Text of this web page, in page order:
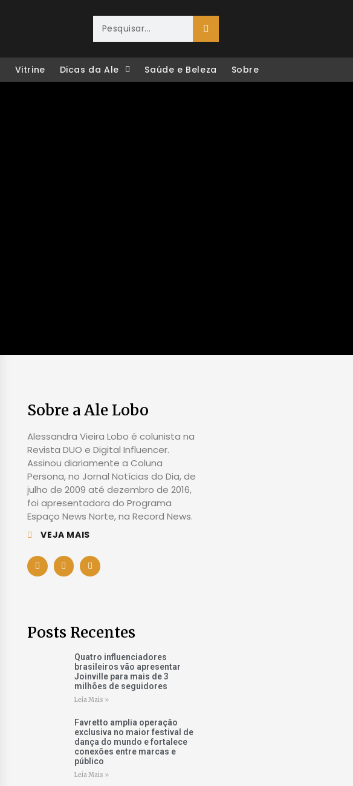
Vitrine Dicas da Ale Saúde e Beleza Sobre
Sobre a Ale Lobo
Alessandra Vieira Lobo é colunista na
Revista DUO e Digital Influencer.
Assinou diariamente a Coluna
Persona, no Jornal Notícias do Dia, de
julho de 2009 até dezembro de 2016,
foi apresentadora do Programa
Espaço News Norte, na Record News.
VEJA MAIS
Posts Recentes
Quatro influenciadores
brasileiros vão apresentar
Joinville para mais de 3
milhões de seguidores
Leia Mais »
Favretto amplia operação
exclusiva no maior festival de
dança do mundo e fortalece
conexões entre marcas e
público
Leia Mais »